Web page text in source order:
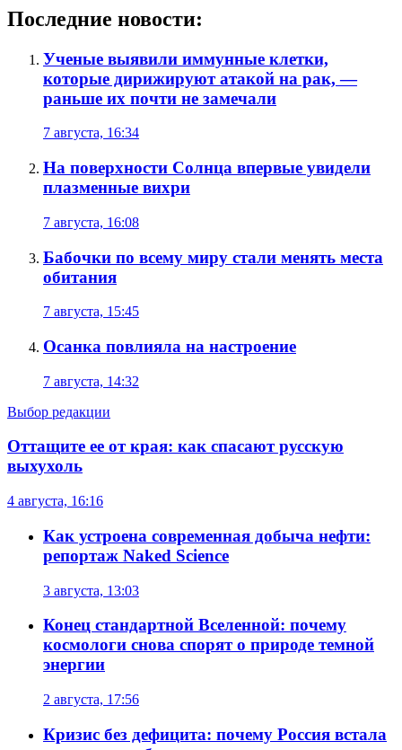
Последние новости:
Ученые выявили иммунные клетки,
которые дирижируют атакой на рак, —
раньше их почти не замечали
7 августа, 16:34
На поверхности Солнца впервые увидели
плазменные вихри
7 августа, 16:08
Бабочки по всему миру стали менять места
обитания
7 августа, 15:45
Осанка повлияла на настроение
7 августа, 14:32
Выбор редакции
Оттащите ее от края: как спасают русскую
выхухоль
4 августа, 16:16
Как устроена современная добыча нефти:
репортаж Naked Science
3 августа, 13:03
Конец стандартной Вселенной: почему
космологи снова спорят о природе темной
энергии
2 августа, 17:56
Кризис без дефицита: почему Россия встала